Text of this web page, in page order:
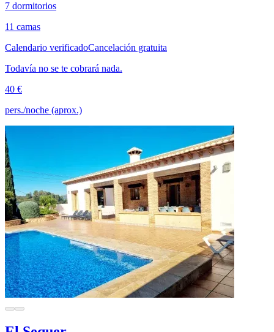
7 dormitorios
11 camas
Calendario verificadoCancelación gratuita
Todavía no se te cobrará nada.
40 €
pers./noche (aprox.)